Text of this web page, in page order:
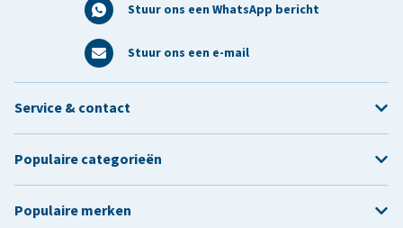
Stuur ons een WhatsApp bericht
Stuur ons een e-mail
Service & contact
Populaire categorieën
Populaire merken